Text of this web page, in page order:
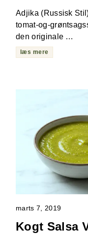
Adjika (Russisk
tomat-og-
den originale …
læs mere
marts 7, 2019
Kogt Salsa